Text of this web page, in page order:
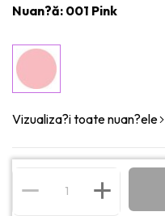
Nuan?ă: 001 Pink
Vizualiza?i toate nuan?ele